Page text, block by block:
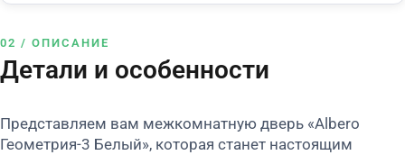
02 / ОПИСАНИЕ
Детали и особенности
Представляем вам межкомнатную дверь «Albero
Геометрия-3 Белый», которая станет настоящим